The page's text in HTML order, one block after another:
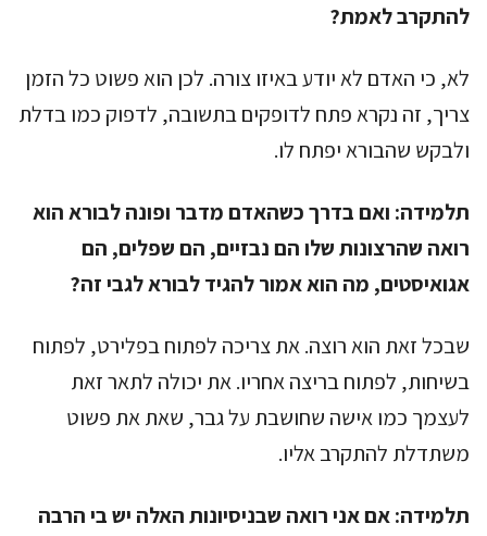
להתקרב לאמת?
לא, כי האדם לא יודע באיזו צורה. לכן הוא פשוט כל הזמן
צריך, זה נקרא פתח לדופקים בתשובה, לדפוק כמו בדלת
ולבקש שהבורא יפתח לו.
תלמידה: ואם בדרך כשהאדם מדבר ופונה לבורא הוא
רואה שהרצונות שלו הם נבזיים, הם שפלים, הם
אגואיסטים, מה הוא אמור להגיד לבורא לגבי זה?
שבכל זאת הוא רוצה. את צריכה לפתוח בפלירט, לפתוח
בשיחות, לפתוח בריצה אחריו. את יכולה לתאר זאת
לעצמך כמו אישה שחושבת על גבר, שאת את פשוט
משתדלת להתקרב אליו.
תלמידה:אם אני רואה שבניסיונות האלה יש בי הרבה